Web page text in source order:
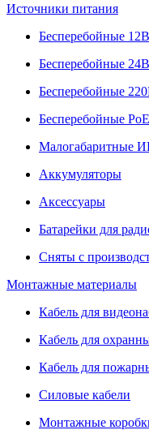
Источники питания
Бесперебойные 12В
Бесперебойные 24В
Бесперебойные
Бесперебойные PoE
Малогабаритные
Аккумуляторы
Аксессуары
Батарейки для
Сняты с
Монтажные материалы
Кабель для
Кабель для
Кабель для
Силовые кабели
Монтажные